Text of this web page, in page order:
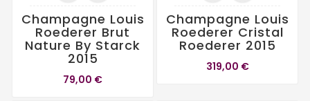
Champagne Louis
Roederer Brut
Nature By Starck
2015
79,00 €
Champagne Louis
Roederer Cristal
Roederer 2015
319,00 €